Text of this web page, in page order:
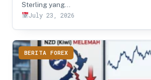
Sterling yang…
July 23, 2026
BERITA FOREX